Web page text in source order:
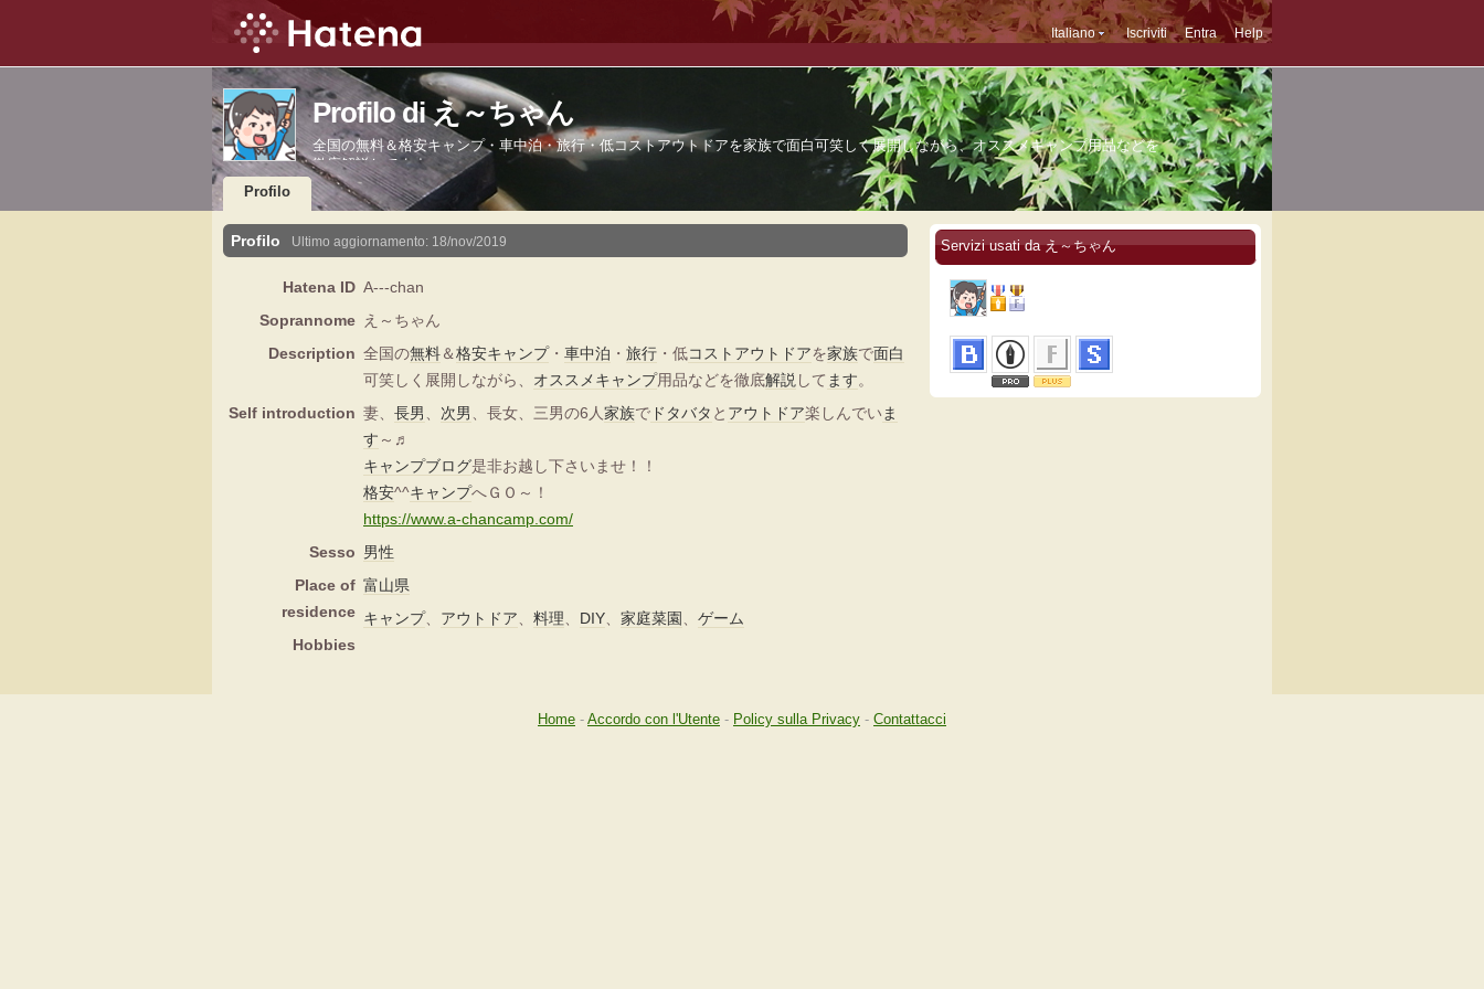
Italiano Iscriviti Entra Help
Profilo di え～ちゃん
全国の無料＆格安キャンプ・車中泊・旅行・低コストアウトドアを家族で面白可笑しく展開しながら、オススメキャンプ用品などを
徹底解説してます。
Profilo
Profilo Ultimo aggiornamento: 18/nov/2019
Hatena ID A---chan
Soprannome え～ちゃん
Description 全国の無料＆格安キャンプ・ 車中泊 ・ 旅行 ・低コスト アウトドアを家族で面白
可笑しく展開しながら、 オススメキャンプ用品などを徹底解説して ます。
Self introduction 妻、 長男、 次男、長女、三男の6人家族で ドタバタ と アウトドア楽しんでいま
す ～♬
キャンプブログ是非お越し下さいませ！！
格安^^キャンプへＧＯ～！
https://www.a-chancamp.com/
Sesso 男性
Place of
residence
富山県
Hobbies
キャンプ、 アウトドア、 料理、 DIY、 家庭菜園、 ゲーム
Servizi usati da え～ちゃん
Home - Accordo con l'Utente - Policy sulla Privacy - Contattacci